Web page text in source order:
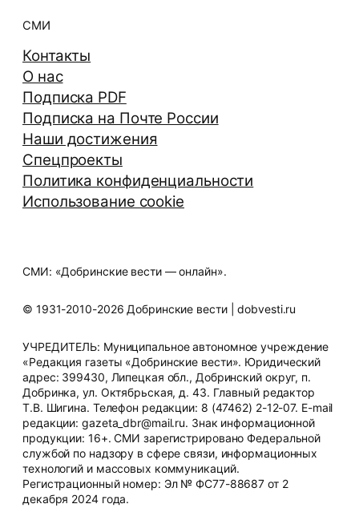
СМИ
Контакты
О нас
Подписка PDF
Подписка на Почте России
Наши достижения
Спецпроекты
Политика конфиденциальности
Использование cookie
СМИ: «Добринские вести — онлайн».
© 1931-2010-2026 Добринские вести | dobvesti.ru
УЧРЕДИТЕЛЬ: Муниципальное автономное учреждение
«Редакция газеты «Добринские вести». Юридический
адрес: 399430, Липецкая обл., Добринский округ, п.
Добринка, ул. Октябрьская, д. 43. Главный редактор
Т.В. Шигина. Телефон редакции: 8 (47462) 2-12-07. E-mail
редакции: gazeta_dbr@mail.ru. Знак информационной
продукции: 16+. СМИ зарегистрировано Федеральной
службой по надзору в сфере связи, информационных
технологий и массовых коммуникаций.
Регистрационный номер: Эл № ФС77-88687 от 2
декабря 2024 года.